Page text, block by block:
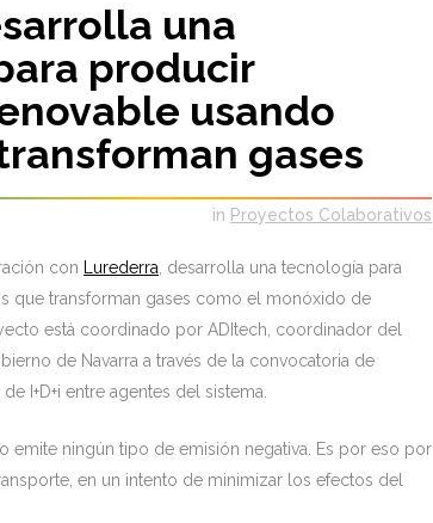
una
producir
usando
gases
in Proyectos Colaborativos
con Lurederra , desarrolla una tecnología para
que transforman gases como el monóxido de
está coordinado por ADItech, coordinador del
de Navarra a través de la convocatoria de
I+D+i entre agentes del sistema.
emite ningún tipo de emisión negativa. Es por eso por
en un intento de minimizar los efectos del